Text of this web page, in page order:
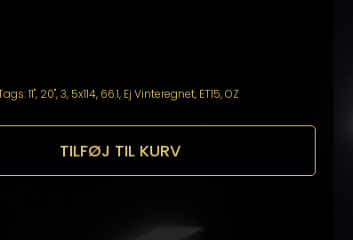
11", 20",3, 5x114, 66.1, Ej Vinteregnet, ET15,OZ
TILFØJ TIL KURV